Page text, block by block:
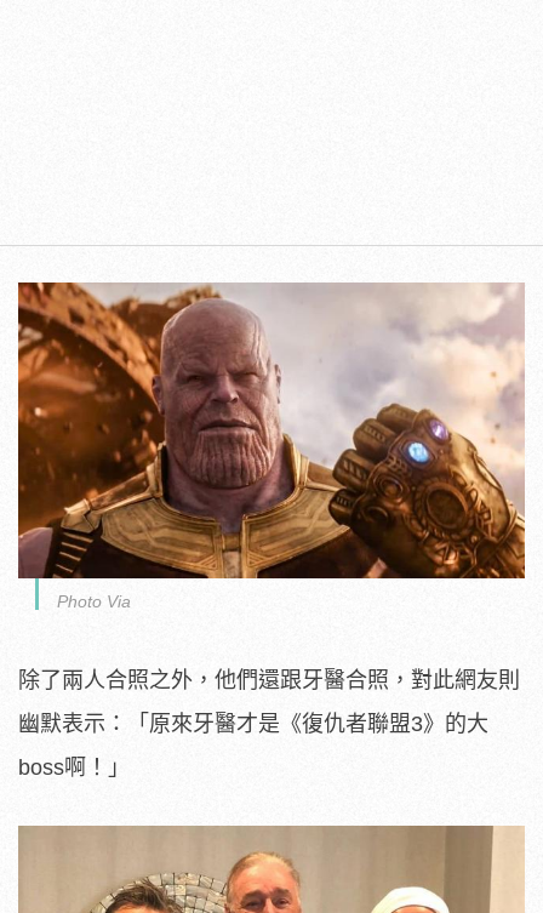
Photo Via
除了兩人合照之外，他們還跟牙醫合照，對此網友則
幽默表示：「原來牙醫才是《復仇者聯盟3》的大
boss啊！」